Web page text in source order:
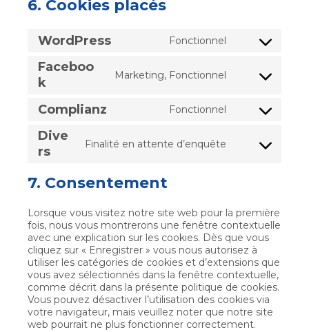
6. Cookies placés
WordPress Fonctionnel
Consent
wordpress
Faceboo
k
Marketing, Fonctionnel
Consent
facebook
Complianz Fonctionnel
Consent
complianz
Dive
rs
Finalité en attente d’enquête
Consent
7. Consentement
Lorsque vous visitez notre site web pour la première
fois, nous vous montrerons une fenêtre contextuelle
avec une explication sur les cookies. Dès que vous
cliquez sur « Enregistrer » vous nous autorisez à
utiliser les catégories de cookies et d’extensions que
vous avez sélectionnés dans la fenêtre contextuelle,
comme décrit dans la présente politique de cookies.
Vous pouvez désactiver l’utilisation des cookies via
votre navigateur, mais veuillez noter que notre site
web pourrait ne plus fonctionner correctement.